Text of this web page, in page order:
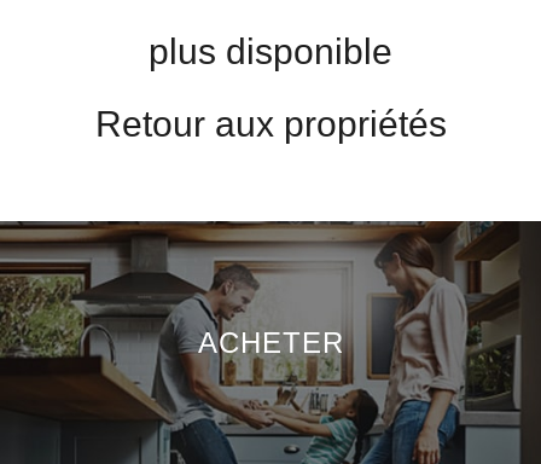
plus disponible
Retour aux propriétés
ACHETER